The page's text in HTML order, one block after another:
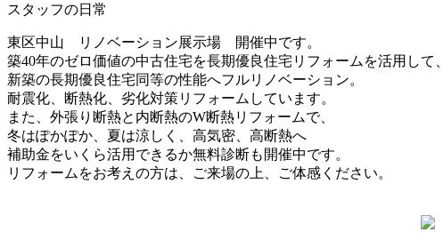
スタッフの日常
東区中山 リノベーション展示場 開催中です。
築40年のゼロ価値の中古住宅を長期優良住宅リフォームを活用して、
新築の長期優良住宅同等の性能へフルリノベーション。
耐震化、断熱化、劣化対策リフォームしています。
また、外張り断熱と内断熱のW断熱リフォームで、
冬はぽかぽか、夏は涼しく、高気密、高断熱へ
補助金をいくら活用できるか無料診断も開催中です。
リフォームをお考えの方は、ご来場の上、ご体感ください。